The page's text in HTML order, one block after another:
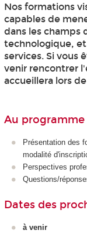
Nos formations
capables de
dans les champs
technologique,
services. Si vous
venir rencontrer
accueillera lors
Au
Présentation des
modalité
Perspectives
Questions/
Dates des
à venir